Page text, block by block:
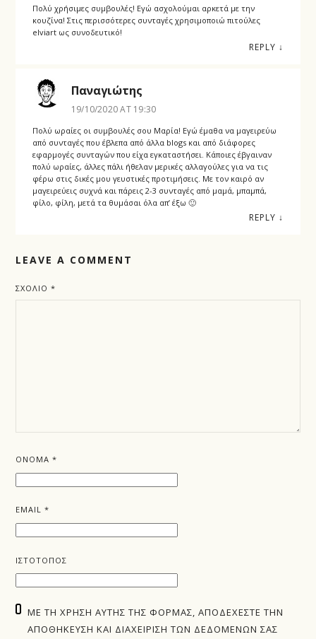
Πολύ χρήσιμες συμβουλές! Εγώ ασχολούμαι αρκετά με την
κουζίνα! Στις περισσότερες συνταγές χρησιμοποιώ πιτούλες
elviart ως συνοδευτικό!
REPLY ↓
Παναγιώτης
19/10/2020 AT 19:30
Πολύ ωραίες οι συμβουλές σου Μαρία! Εγώ έμαθα να μαγειρεύω
από συνταγές που έβλεπα από άλλα blogs και από διάφορες
εφαρμογές συνταγών που είχα εγκαταστήσει. Κάποιες έβγαιναν
πολύ ωραίες, άλλες πάλι ήθελαν μερικές αλλαγούλες για να τις
φέρω στις δικές μου γευστικές προτιμήσεις. Με τον καιρό αν
μαγειρεύεις συχνά και πάρεις 2-3 συνταγές από μαμά, μπαμπά,
φίλο, φίλη, μετά τα θυμάσαι όλα απ’ έξω 🙂
REPLY ↓
LEAVE A COMMENT
ΣΧΌΛΙΟ*
ΌΝΟΜΑ*
EMAIL*
ΙΣΤΌΤΟΠΟΣ
ΜΕ ΤΗ ΧΡΉΣΗ ΑΥΤΉΣ ΤΗΣ ΦΌΡΜΑΣ, ΑΠΟΔΈΧΕΣΤΕ ΤΗΝ
ΑΠΟΘΉΚΕΥΣΗ ΚΑΙ ΔΙΑΧΕΊΡΙΣΗ ΤΩΝ ΔΕΔΟΜΈΝΩΝ ΣΑΣ